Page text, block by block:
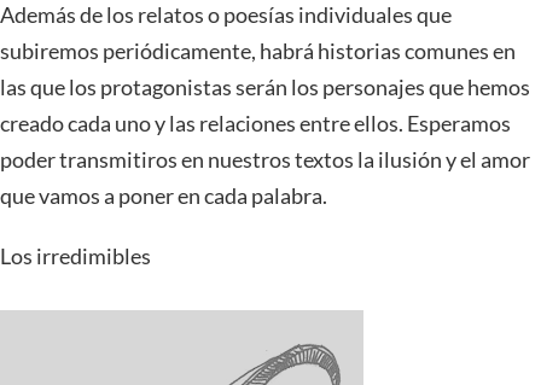
Además de los relatos o poesías individuales que
subiremos periódicamente, habrá historias comunes en
las que los protagonistas serán los personajes que hemos
creado cada uno y las relaciones entre ellos. Esperamos
poder transmitiros en nuestros textos la ilusión y el amor
que vamos a poner en cada palabra.
Los irredimibles